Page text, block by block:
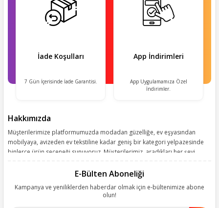
İade Koşulları
7 Gün İçerisinde İade Garantisi.
App İndirimleri
App Uygulamamıza Özel
İndirimler.
Hakkımızda
Müşterilerimize platformumuzda modadan güzelliğe, ev eşyasından
mobilyaya, avizeden ev tekstiline kadar geniş bir kategori yelpazesinde
binlerce ürün seçeneği sunuyoruz. Müşterilerimiz, aradıkları her şeyi
kolay, kusursuz ve keyifli bir alışveriş yolculuğu sunarken deneyiminize
E-Bülten Aboneliği
Kampanya ve yeniliklerden haberdar olmak için e-bültenimize abone
olun!